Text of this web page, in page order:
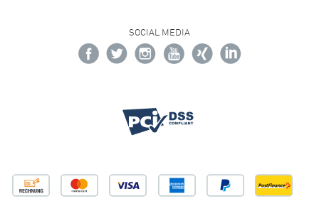
SOCIAL MEDIA